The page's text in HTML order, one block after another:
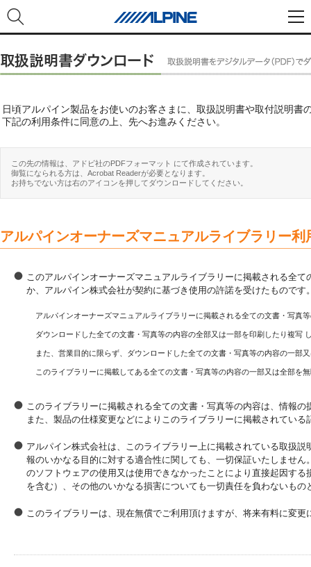
日頃アルパイン製品をお使いのお客さまに、取扱説明書や取付説明書
下記の利用条件に同意の上、先へお進みください。
この先の情報は、アドビ社のPDFフォーマット にて作成されています。
御覧になられる方は、Acrobat Readerが必要となります。
お持ちでない方は右のアイコンを押してダウンロードしてください。
アルパインオーナーズマニュアルライブラリー利
このアルパインオーナーズマニュアルライブラリーに掲載される全
か、アルパイン株式会社が契約に基づき使用の許諾を受けたもので
アルパインオーナーズマニュアルライブラリーに掲載される全ての文書・写真
ダウンロードした全ての文書・写真等の内容の全部又は一部を印刷したり複写
また、営業目的に限らず、ダウンロードした全ての文書・写真等の内容の一
このライブラリーに掲載してある全ての文書・写真等の内容の一部又は全部を
このライブラリーに掲載される全ての文書・写真等の内容は、情報
また、製品の仕様変更などによりこのライブラリーに掲載されてい
アルパイン株式会社は、このライブラリー上に掲載されている取扱
報のいかなる目的に対する適合性に関しても、一切保証いたしませ
のソフトウェアの使用又は使用できなかったことにより直接起因す
を含む）、その他のいかなる損害についても一切責任を負わないもの
このライブラリーは、現在無償でご利用頂けますが、将来有料に変